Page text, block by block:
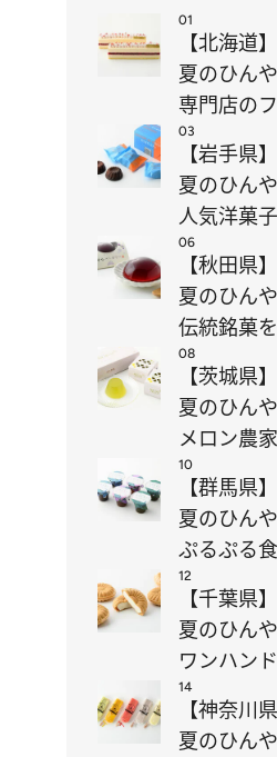
01
【北海道
夏のひん
専門店の
03
【岩手県
夏のひん
人気洋菓
06
【秋田県
夏のひん
伝統銘菓
08
【茨城県
夏のひん
メロン農
10
【群馬県
夏のひん
ぷるぷる
12
【千葉県
夏のひん
ワンハン
14
【神奈川
夏のひん